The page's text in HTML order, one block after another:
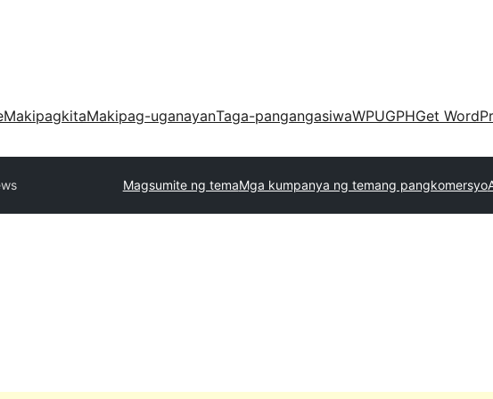
MakipagkitaMakipag-uganayanTaga-pangangasiwaWPUGPHGet
Magsumite ng temaMga kumpanya ng temang pangkomersyo